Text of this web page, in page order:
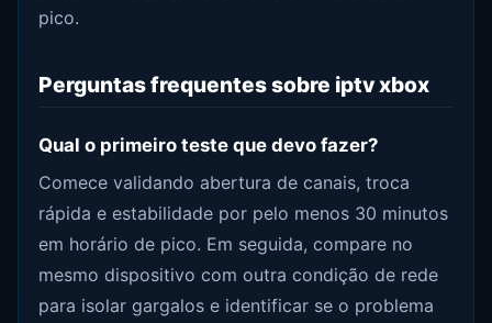
pico.
Perguntas frequentes sobre iptv xbox
Qual o primeiro teste que devo fazer?
Comece validando abertura de canais, troca
rápida e estabilidade por pelo menos 30 minutos
em horário de pico. Em seguida, compare no
mesmo dispositivo com outra condição de rede
para isolar gargalos e identificar se o problema